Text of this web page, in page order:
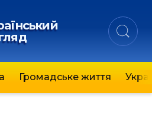
Громадське життя